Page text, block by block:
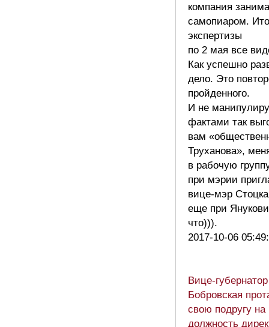
компания
самопиаром.
экспертизы
по 2 мая все
Как успешно
дело. Это
пройденного.
И не
фактами так
вам
Труханова»,
в рабочую
при мэрии
вице-мэр
еще при
что))).
2017-10-06
Вице-губернатор
Бобровская
свою подругу на
должность